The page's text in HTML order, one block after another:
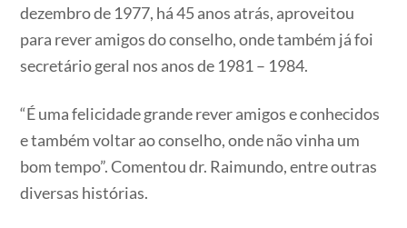
dezembro de 1977, há 45 anos atrás, aproveitou
para rever amigos do conselho, onde também já foi
secretário geral nos anos de 1981 – 1984.
“É uma felicidade grande rever amigos e conhecidos
e também voltar ao conselho, onde não vinha um
bom tempo”. Comentou dr. Raimundo, entre outras
diversas histórias.